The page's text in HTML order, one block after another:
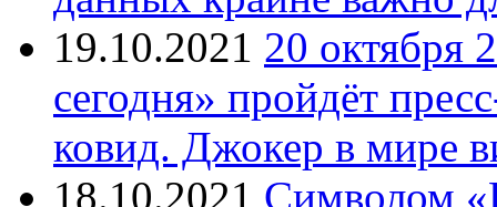
19.10.2021 20 октября
сегодня» пройдёт
ковид. Джокер в мире
18.10.2021 Символом